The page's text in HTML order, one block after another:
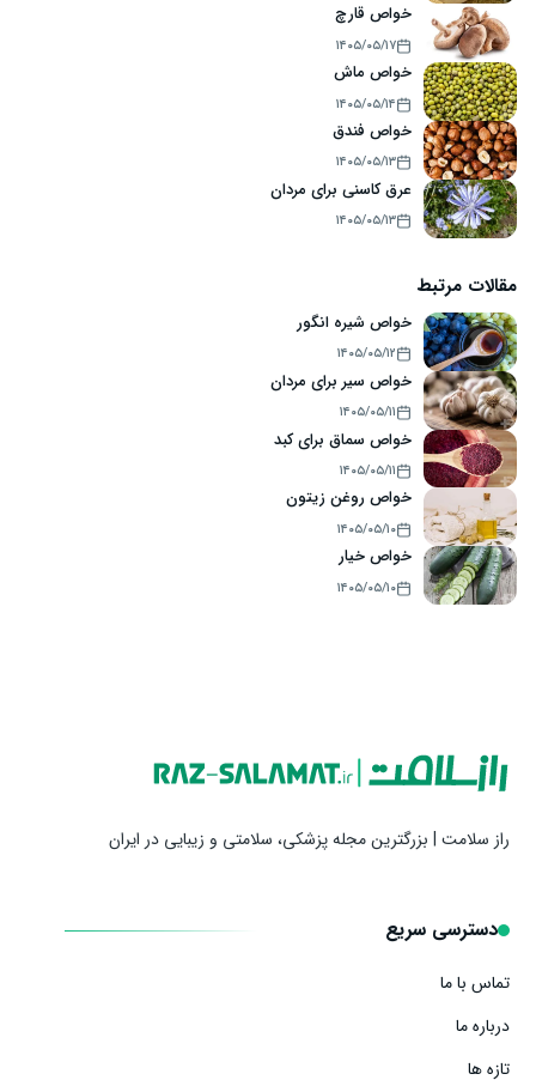
خواص قارچ
۱۴۰۵/۰۵/۱۷
خواص ماش
۱۴۰۵/۰۵/۱۴
خواص فندق
۱۴۰۵/۰۵/۱۳
عرق کاسنی برای مردان
۱۴۰۵/۰۵/۱۳
مقالات مرتبط
خواص شیره انگور
۱۴۰۵/۰۵/۱۲
خواص سیر برای مردان
۱۴۰۵/۰۵/۱۱
خواص سماق برای کبد
۱۴۰۵/۰۵/۱۱
خواص روغن زیتون
۱۴۰۵/۰۵/۱۰
خواص خیار
۱۴۰۵/۰۵/۱۰
راز سلامت | بزرگترین مجله پزشکی، سلامتی و زیبایی در ایران
دسترسی سریع
تماس با ما
درباره ما
تازه ها